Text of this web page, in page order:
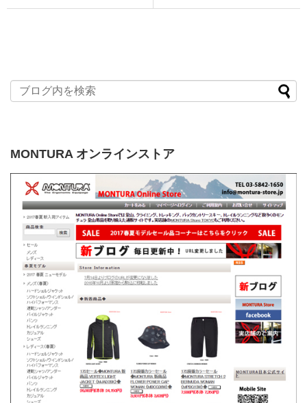
MONTURA オンラインストア